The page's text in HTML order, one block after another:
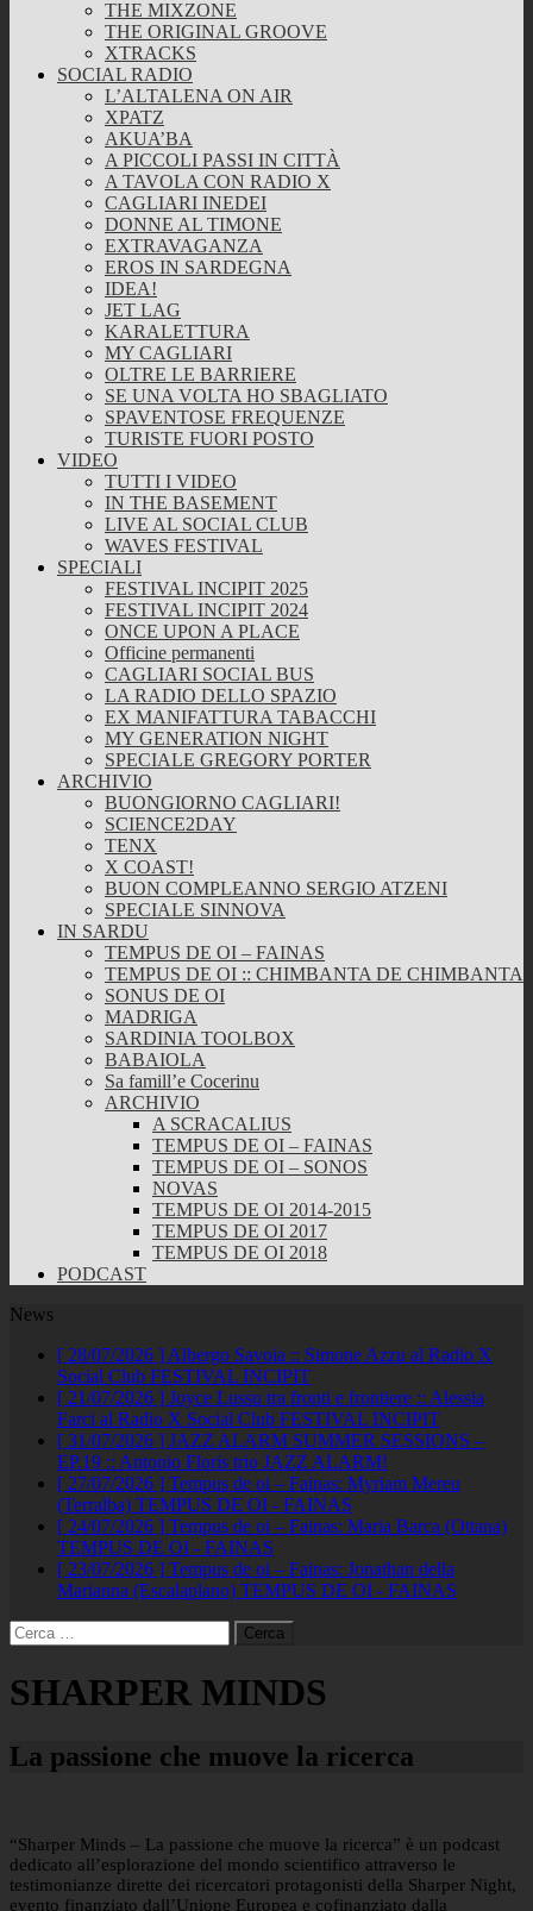
THE MIXZONE
THE ORIGINAL GROOVE
XTRACKS
SOCIAL RADIO
L’ALTALENA ON AIR
XPATZ
AKUA’BA
A PICCOLI PASSI IN CITTÀ
A TAVOLA CON RADIO X
CAGLIARI INEDEI
DONNE AL TIMONE
EXTRAVAGANZA
EROS IN SARDEGNA
IDEA!
JET LAG
KARALETTURA
MY CAGLIARI
OLTRE LE BARRIERE
SE UNA VOLTA HO SBAGLIATO
SPAVENTOSE FREQUENZE
TURISTE FUORI POSTO
VIDEO
TUTTI I VIDEO
IN THE BASEMENT
LIVE AL SOCIAL CLUB
WAVES FESTIVAL
SPECIALI
FESTIVAL INCIPIT 2025
FESTIVAL INCIPIT 2024
ONCE UPON A PLACE
Officine permanenti
CAGLIARI SOCIAL BUS
LA RADIO DELLO SPAZIO
EX MANIFATTURA TABACCHI
MY GENERATION NIGHT
SPECIALE GREGORY PORTER
ARCHIVIO
BUONGIORNO CAGLIARI!
SCIENCE2DAY
TENX
X COAST!
BUON COMPLEANNO SERGIO ATZENI
SPECIALE SINNOVA
IN SARDU
TEMPUS DE OI – FAINAS
TEMPUS DE OI :: CHIMBANTA DE CHIMBANTA
SONUS DE OI
MADRIGA
SARDINIA TOOLBOX
BABAIOLA
Sa famill’e Cocerinu
ARCHIVIO
A SCRACALIUS
TEMPUS DE OI – FAINAS
TEMPUS DE OI – SONOS
NOVAS
TEMPUS DE OI 2014-2015
TEMPUS DE OI 2017
TEMPUS DE OI 2018
PODCAST
News
[ 28/07/2026 ] Albergo Savoia :: Simone Azzu al Radio X
Social Club FESTIVAL INCIPIT
[ 21/07/2026 ] Joyce Lussu tra fronti e frontiere :: Alessia
Farci al Radio X Social Club FESTIVAL INCIPIT
[ 31/07/2026 ] JAZZ ALARM SUMMER SESSIONS –
EP.19 :: Antonio Floris trio JAZZ ALARM!
[ 27/07/2026 ] Tempus de oi – Fainas: Myriam Mereu
(Terralba) TEMPUS DE OI - FAINAS
[ 24/07/2026 ] Tempus de oi – Fainas: Maria Barca (Ottana)
TEMPUS DE OI - FAINAS
[ 23/07/2026 ] Tempus de oi – Fainas: Jonathan della
Marianna (Escalaplano) TEMPUS DE OI - FAINAS
Ricerca
per:
SHARPER MINDS
La passione che muove la ricerca
“Sharper Minds – La passione che muove la ricerca” è un podcast
dedicato all’esplorazione del mondo scientifico attraverso le
testimonianze dirette dei ricercatori protagonisti della Sharper Night,
evento finanziato dall’Unione Europea e cofinanziato dalla